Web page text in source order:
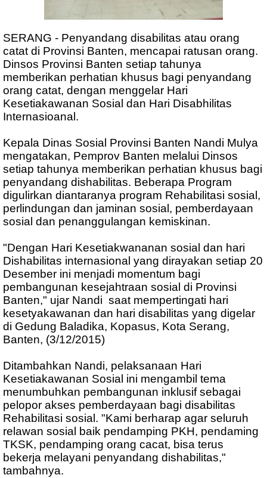
SERANG - Penyandang disabilitas atau orang
catat di Provinsi Banten, mencapai ratusan orang.
Dinsos Provinsi Banten setiap tahunya
memberikan perhatian khusus bagi penyandang
orang catat, dengan menggelar Hari
Kesetiakawanan Sosial dan Hari Disabhilitas
Internasioanal.
Kepala Dinas Sosial Provinsi Banten Nandi Mulya
mengatakan, Pemprov Banten melalui Dinsos
setiap tahunya memberikan perhatian khusus bagi
penyandang dishabilitas. Beberapa Program
digulirkan diantaranya program Rehabilitasi sosial,
perlindungan dan jaminan sosial, pemberdayaan
sosial dan penanggulangan kemiskinan.
"Dengan Hari Kesetiakwananan sosial dan hari
Dishabilitas internasional yang dirayakan setiap 20
Desember ini menjadi momentum bagi
pembangunan kesejahtraan sosial di Provinsi
Banten," ujar Nandi saat mempertingati hari
kesetyakawanan dan hari disabilitas yang digelar
di Gedung Baladika, Kopasus, Kota Serang,
Banten, (3/12/2015)
Ditambahkan Nandi, pelaksanaan Hari
Kesetiakawanan Sosial ini mengambil tema
menumbuhkan pembangunan inklusif sebagai
pelopor akses pemberdayaan bagi disabilitas
Rehabilitasi sosial. "Kami berharap agar seluruh
relawan sosial baik pendamping PKH, pendaming
TKSK, pendamping orang cacat, bisa terus
bekerja melayani penyandang dishabilitas,"
tambahnya.